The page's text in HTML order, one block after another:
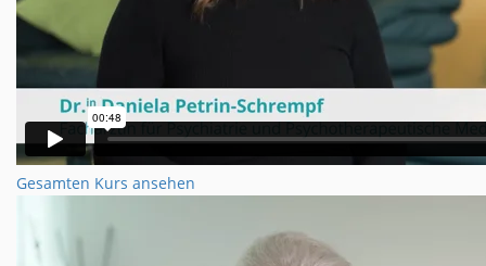
Gesamten Kurs ansehen